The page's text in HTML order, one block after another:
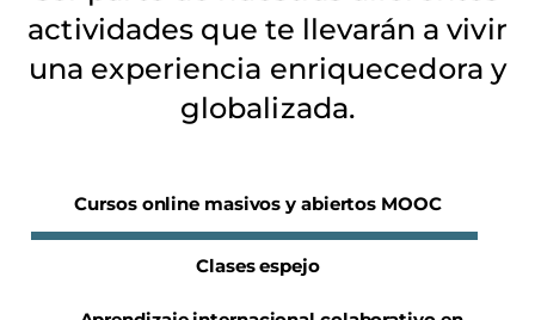
actividades que te llevarán a vivir
una experiencia enriquecedora y
globalizada.
Cursos online masivos y abiertos MOOC
Clases espejo